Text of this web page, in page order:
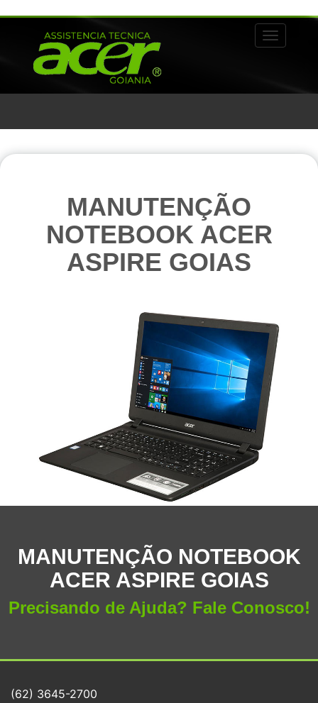
Alternar
MANUTENÇÃO
NOTEBOOK ACER
ASPIRE GOIAS
MANUTENÇÃO NOTEBOOK
ACER ASPIRE GOIAS
Precisando de Ajuda? Fale Conosco!
(62) 3645-2700